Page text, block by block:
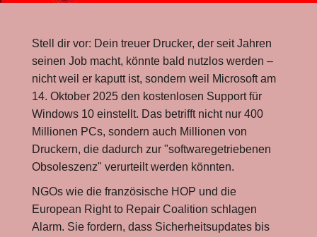
Stell dir vor: Dein treuer Drucker, der seit Jahren
seinen Job macht, könnte bald nutzlos werden –
nicht weil er kaputt ist, sondern weil Microsoft am
14. Oktober 2025 den kostenlosen Support für
Windows 10 einstellt. Das betrifft nicht nur 400
Millionen PCs, sondern auch Millionen von
Druckern, die dadurch zur "softwaregetriebenen
Obsoleszenz" verurteilt werden könnten.
NGOs wie die französische HOP und die
European Right to Repair Coalition schlagen
Alarm. Sie fordern, dass Sicherheitsupdates bis